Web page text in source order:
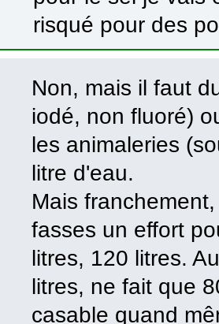
risqué pour des
Non, mais il faut
iodé, non fluoré)
les animaleries
litre d'eau.
Mais
fasses un effort
litres, 120 litres.
litres, ne fait que
casable quand